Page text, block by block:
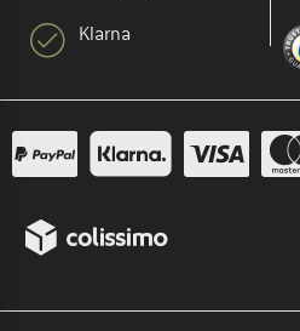
Klarna